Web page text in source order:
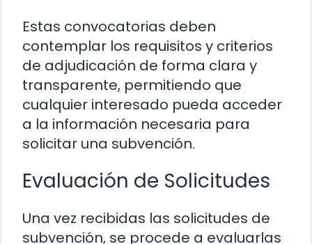
Estas convocatorias deben
contemplar los requisitos y criterios
de adjudicación de forma clara y
transparente, permitiendo que
cualquier interesado pueda acceder
a la información necesaria para
solicitar una subvención.
Evaluación de Solicitudes
Una vez recibidas las solicitudes de
subvención, se procede a evaluarlas